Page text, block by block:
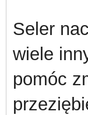
Seler
wiele
pomóc